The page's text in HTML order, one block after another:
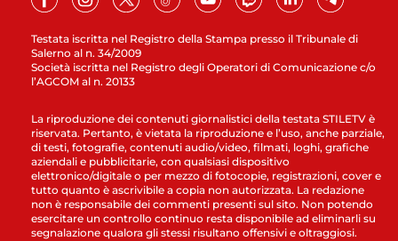
Testata iscritta nel Registro della Stampa presso il Tribunale di
Salerno al n. 34/2009
Società iscritta nel Registro degli Operatori di Comunicazione c/o
l’AGCOM al n. 20133
La riproduzione dei contenuti giornalistici della testata STILETV è
riservata. Pertanto, è vietata la riproduzione e l’uso, anche parziale,
di testi, fotografie, contenuti audio/video, filmati, loghi, grafiche
aziendali e pubblicitarie, con qualsiasi dispositivo
elettronico/digitale o per mezzo di fotocopie, registrazioni, cover e
tutto quanto è ascrivibile a copia non autorizzata. La redazione
non è responsabile dei commenti presenti sul sito. Non potendo
esercitare un controllo continuo resta disponibile ad eliminarli su
segnalazione qualora gli stessi risultano offensivi e oltraggiosi.